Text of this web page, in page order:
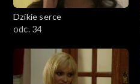
Dzikie serce
odc. 34